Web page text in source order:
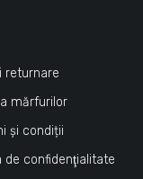
returnare
mărfurilor
și condiții
de confidenţialitate